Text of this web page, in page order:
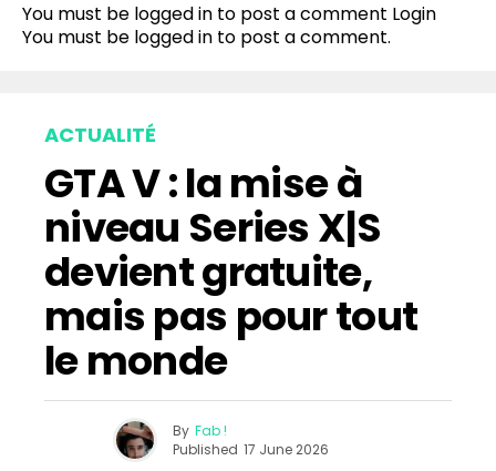
You must be logged in to post a comment Login
You must be logged in to post a comment.
ACTUALITÉ
GTA V : la mise à
niveau Series X|S
devient gratuite,
mais pas pour tout
le monde
By Fab !
Published 17 June 2026